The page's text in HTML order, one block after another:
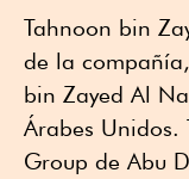
Tahnoon bin
de la
bin Zayed Al
Árabes Unidos.
Group de Abu